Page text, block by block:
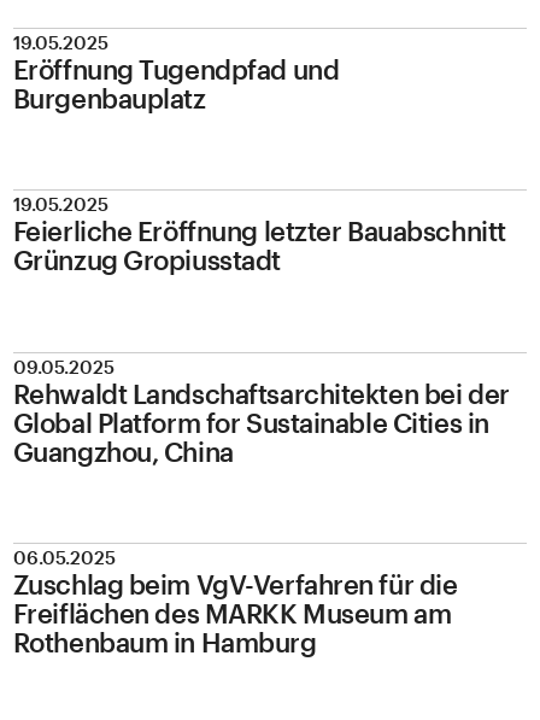
19.05.2025
Eröffnung Tugendpfad und
Burgenbauplatz
19.05.2025
Feierliche Eröffnung letzter Bauabschnitt
Grünzug Gropiusstadt
09.05.2025
Rehwaldt Landschaftsarchitekten bei der
Global Platform for Sustainable Cities in
Guangzhou, China
06.05.2025
Zuschlag beim VgV-Verfahren für die
Freiflächen des MARKK Museum am
Rothenbaum in Hamburg